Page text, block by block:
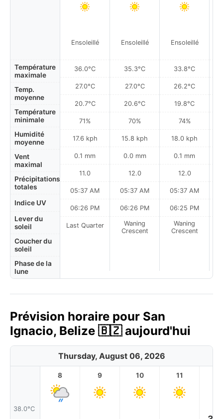
Température
maximale
Temp.
moyenne
Température
minimale
Humidité
moyenne
Vent
maximal
Précipitations
totales
Indice UV
Lever du
soleil
Coucher du
soleil
Phase de la
lune
Ensoleillé
36.0°C
27.0°C
20.7°C
71%
17.6 kph
0.1 mm
11.0
05:37 AM
06:26 PM
Last Quarter
Ensoleillé
35.3°C
27.0°C
20.6°C
70%
15.8 kph
0.0 mm
12.0
05:37 AM
06:26 PM
Waning
Crescent
Ensoleillé
33.8°C
26.2°C
19.8°C
74%
18.0 kph
0.1 mm
12.0
05:37 AM
06:25 PM
Waning
Crescent
Prévision horaire pour San
Ignacio, Belize 🇧🇿 aujourd'hui
Thursday, August 06, 2026
38.0°C
8 9 10 11